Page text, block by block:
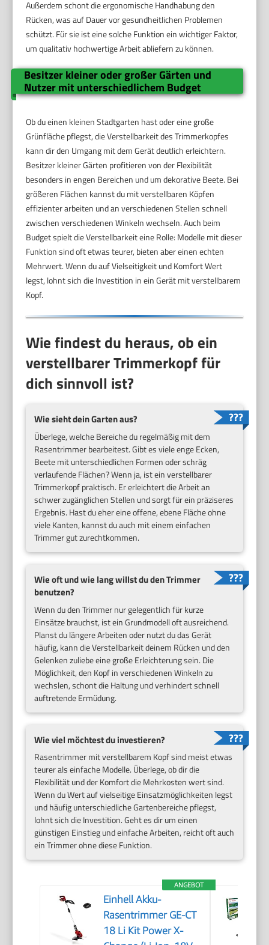
Außerdem schont die ergonomische Handhabung den
Rücken, was auf Dauer vor gesundheitlichen Problemen
schützt. Für sie ist eine solche Funktion ein wichtiger Faktor,
um qualitativ hochwertige Arbeit abliefern zu können.
Besitzer kleiner oder großer Gärten und
Nutzer mit unterschiedlichem Budget
Ob du einen kleinen Stadtgarten hast oder eine große
Grünfläche pflegst, die Verstellbarkeit des Trimmerkopfes
kann dir den Umgang mit dem Gerät deutlich erleichtern.
Besitzer kleiner Gärten profitieren von der Flexibilität
besonders in engen Bereichen und um dekorative Beete. Bei
größeren Flächen kannst du mit verstellbaren Köpfen
effizienter arbeiten und an verschiedenen Stellen schnell
zwischen verschiedenen Winkeln wechseln. Auch beim
Budget spielt die Verstellbarkeit eine Rolle: Modelle mit dieser
Funktion sind oft etwas teurer, bieten aber einen echten
Mehrwert. Wenn du auf Vielseitigkeit und Komfort Wert
legst, lohnt sich die Investition in ein Gerät mit verstellbarem
Kopf.
Wie findest du heraus, ob ein
verstellbarer Trimmerkopf für
dich sinnvoll ist?
Wie sieht dein Garten aus?
Überlege, welche Bereiche du regelmäßig mit dem
Rasentrimmer bearbeitest. Gibt es viele enge Ecken,
Beete mit unterschiedlichen Formen oder schräg
verlaufende Flächen? Wenn ja, ist ein verstellbarer
Trimmerkopf praktisch. Er erleichtert die Arbeit an
schwer zugänglichen Stellen und sorgt für ein präziseres
Ergebnis. Hast du eher eine offene, ebene Fläche ohne
viele Kanten, kannst du auch mit einem einfachen
Trimmer gut zurechtkommen.
Wie oft und wie lang willst du den Trimmer
benutzen?
Wenn du den Trimmer nur gelegentlich für kurze
Einsätze brauchst, ist ein Grundmodell oft ausreichend.
Planst du längere Arbeiten oder nutzt du das Gerät
häufig, kann die Verstellbarkeit deinem Rücken und den
Gelenken zuliebe eine große Erleichterung sein. Die
Möglichkeit, den Kopf in verschiedenen Winkeln zu
wechslen, schont die Haltung und verhindert schnell
auftretende Ermüdung.
Wie viel möchtest du investieren?
Rasentrimmer mit verstellbarem Kopf sind meist etwas
teurer als einfache Modelle. Überlege, ob dir die
Flexibilität und der Komfort die Mehrkosten wert sind.
Wenn du Wert auf vielseitige Einsatzmöglichkeiten legst
und häufig unterschiedliche Gartenbereiche pflegst,
lohnt sich die Investition. Geht es dir um einen
günstigen Einstieg und einfache Arbeiten, reicht oft auch
ein Trimmer ohne diese Funktion.
ANGEBOT
Einhell Akku-
Rasentrimmer GE-CT
18 Li Kit Power X-